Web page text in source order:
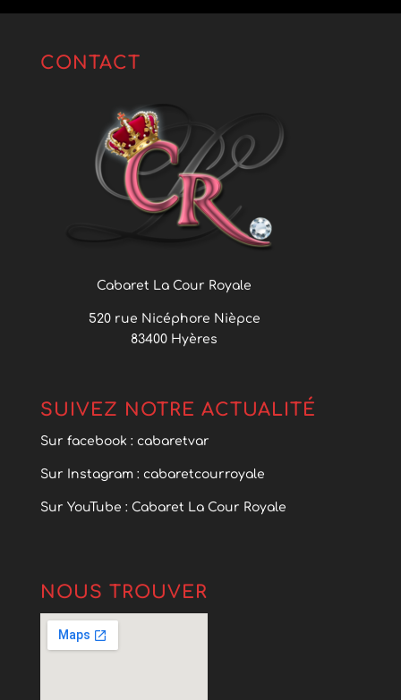
CONTACT
Cabaret La Cour Royale
520 rue Nicéphore Nièpce
83400 Hyères
SUIVEZ NOTRE ACTUALITÉ
Sur facebook : cabaretvar
Sur Instagram : cabaretcourroyale
Sur YouTube : Cabaret La Cour Royale
NOUS TROUVER